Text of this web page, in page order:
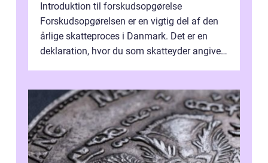
Introduktion til forskudsopgørelse
Forskudsopgørelsen er en vigtig del af den
årlige skatteproces i Danmark. Det er en
deklaration, hvor du som skatteyder angiver